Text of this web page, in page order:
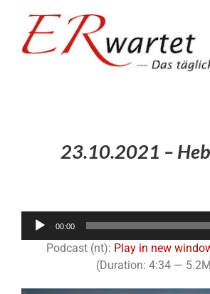
springen
23.10.2021 –
00:00
Podcast (nt): Play in new
(Duration: 4:34 —